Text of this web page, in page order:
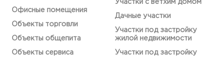
Офисные помещения
Объекты торговли
Объекты общепита
Объекты сервиса
Участки с ветхим домом
Дачные участки
Участки под застройку
жилой недвижимости
Участки под застройку